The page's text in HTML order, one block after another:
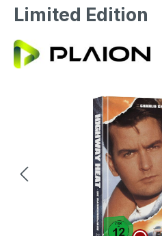
Limited Edition
Bildergalerie überspringen